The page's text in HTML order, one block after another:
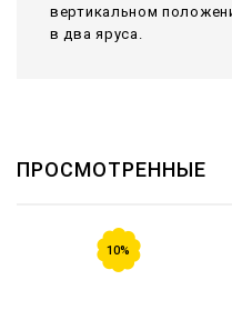
вертикальном
в два яруса.
ПРОСМОТРЕННЫЕ
10%